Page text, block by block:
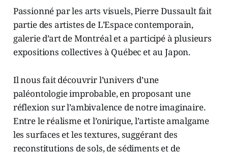
Passionné par les arts visuels, Pierre Dussault fait
partie des artistes de L’Espace contemporain,
galerie d’art de Montréal et a participé à plusieurs
expositions collectives à Québec et au Japon.
Il nous fait découvrir l’univers d’une
paléontologie improbable, en proposant une
réflexion sur l’ambivalence de notre imaginaire.
Entre le réalisme et l’onirique, l’artiste amalgame
les surfaces et les textures, suggérant des
reconstitutions de sols, de sédiments et de